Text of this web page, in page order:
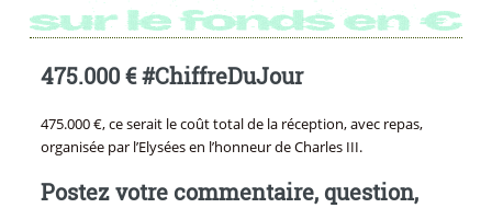
475.000 € #ChiffreDuJour
475.000 €, ce serait le coût total de la réception, avec repas,
organisée par l’Elysées en l’honneur de Charles III.
Postez votre commentaire, question,